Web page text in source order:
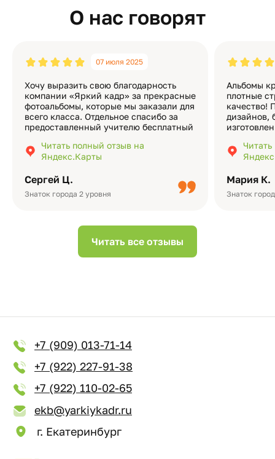
О нас говорят
Сергей Ц.
Знаток города 2 уровня
07 июля 2025
Хочу выразить свою благодарность
компании «Яркий кадр» за прекрасные
фотоальбомы, которые мы заказали для
всего класса. Отдельное спасибо за
предоставленный учителю бесплатный
подчёркивает значимость события.
Качество альбомов на высшем уровне:
Читать полный отзыв на
Яндекс.Карты
Мария К.
Знаток
Альбомы
плотные
качество!
дизайнов,
добавить
видео с
Читать все отзывы
+7 (909) 013-71-14
+7 (922) 227-91-38
+7 (922) 110-02-65
ekb@yarkiykadr.ru
г. Екатеринбург